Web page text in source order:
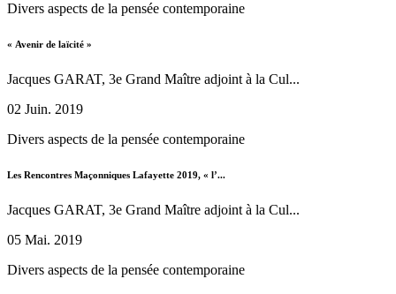
Divers aspects de la pensée contemporaine
« Avenir de laïcité »
Jacques GARAT, 3e Grand Maître adjoint à la Cul...
02 Juin. 2019
Divers aspects de la pensée contemporaine
Les Rencontres Maçonniques Lafayette 2019, « l’...
Jacques GARAT, 3e Grand Maître adjoint à la Cul...
05 Mai. 2019
Divers aspects de la pensée contemporaine